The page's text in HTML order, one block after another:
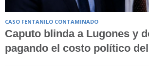
CASO FENTANILO CONTAMINADO
Caputo blinda a Lugones y
pagando el costo político